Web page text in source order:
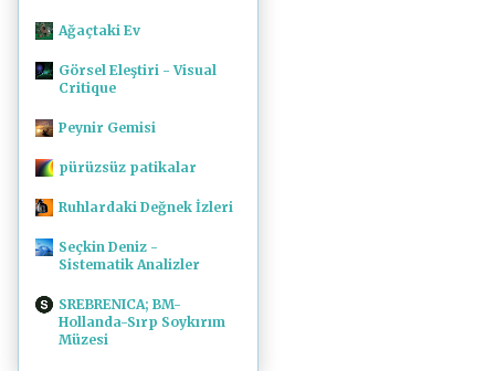
Ağaçtaki Ev
Görsel Eleştiri - Visual
Critique
Peynir Gemisi
pürüzsüz patikalar
Ruhlardaki Değnek İzleri
Seçkin Deniz -
Sistematik Analizler
SREBRENICA; BM-
Hollanda-Sırp Soykırım
Müzesi